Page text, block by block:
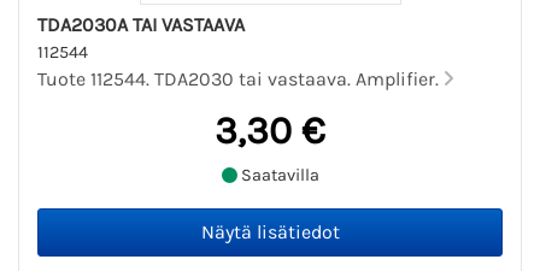
TDA2030A TAI VASTAAVA
112544
Tuote 112544. TDA2030 tai vastaava. Amplifier.
3,30 €
Saatavilla